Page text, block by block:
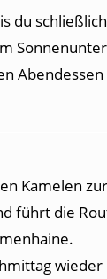
du schließlich
Kamelen
führt die
wieder